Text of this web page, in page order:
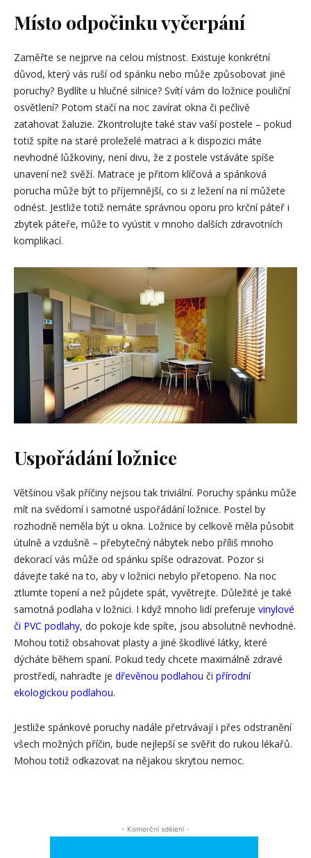
Místo odpočinku vyčerpání
Zaměřte se nejprve na celou místnost. Existuje konkrétní
důvod, který vás ruší od spánku nebo může způsobovat jiné
poruchy? Bydlíte u hlučné silnice? Svítí vám do ložnice pouliční
osvětlení? Potom stačí na noc zavírat okna či pečlivě
zatahovat žaluzie. Zkontrolujte také stav vaší postele – pokud
totiž spíte na staré proleželé matraci a k dispozici máte
nevhodné lůžkoviny, není divu, že z postele vstáváte spíše
unavení než svěží. Matrace je přitom klíčová a spánková
porucha může být to příjemnější, co si z ležení na ní můžete
odnést. Jestliže totiž nemáte správnou oporu pro krční páteř i
zbytek páteře, může to vyústit v mnoho dalších zdravotních
komplikací.
Uspořádání ložnice
Většinou však příčiny nejsou tak triviální. Poruchy spánku může
mít na svědomí i samotné uspořádání ložnice. Postel by
rozhodně neměla být u okna. Ložnice by celkově měla působit
útulně a vzdušně – přebytečný nábytek nebo příliš mnoho
dekorací vás může od spánku spíše odrazovat. Pozor si
dávejte také na to, aby v ložnici nebylo přetopeno. Na noc
ztlumte topení a než půjdete spát, vyvětrejte. Důležité je také
samotná podlaha v ložnici. I když mnoho lidí preferuje vinylové
či PVC podlahy, do pokoje kde spíte, jsou absolutně nevhodné.
Mohou totiž obsahovat plasty a jiné škodlivé látky, které
dýcháte během spaní. Pokud tedy chcete maximálně zdravé
prostředí, nahraďte je dřevěnou podlahou či přírodní
ekologickou podlahou.
Jestliže spánkové poruchy nadále přetrvávají i přes odstranění
všech možných příčin, bude nejlepší se svěřit do rukou lékařů.
Mohou totiž odkazovat na nějakou skrytou nemoc.
- Komerční sdělení -